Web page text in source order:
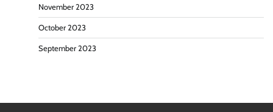
November 2023
October 2023
September 2023